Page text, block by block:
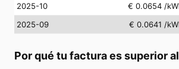
2025-10
€ 0.0654 /
2025-09
€ 0.0641 /
Por qué tu factura es superior